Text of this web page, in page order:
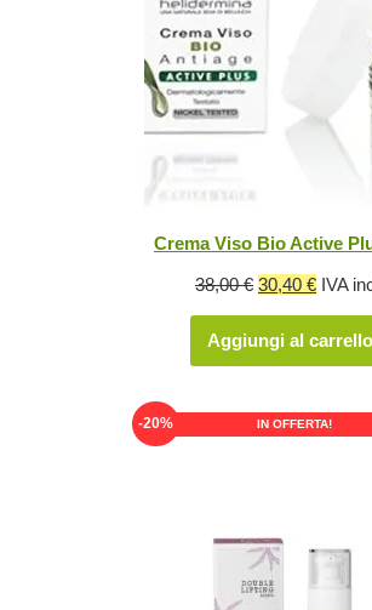
Crema Viso Bio Active
38,00€ Il
prezzo
originale
38,00 €.
30,40 €Il
prezzo
attuale
30,40
IVA
Aggiungi al carrello
IN OFFERTA!
-20%